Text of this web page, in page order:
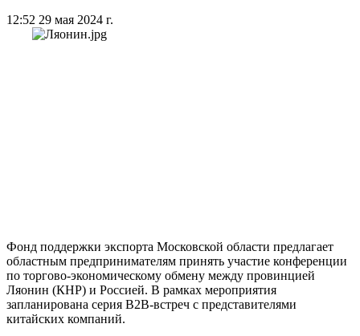
12:52 29 мая 2024 г.
Фонд поддержки экспорта Московской области предлагает
областным предпринимателям принять участие конференции
по торгово-экономическому обмену между провинцией
Ляонин (КНР) и Россией. В рамках мероприятия
запланирована серия В2В-встреч с представителями
китайских компаний.